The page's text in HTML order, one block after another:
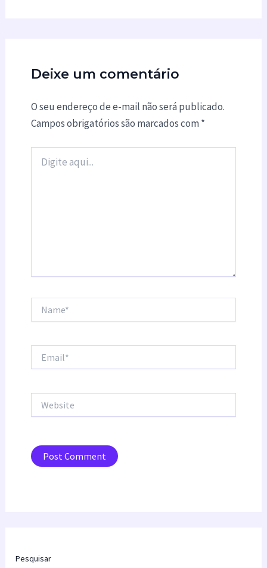
Deixe um comentário
O seu endereço de e-mail não será publicado.
Campos obrigatórios são marcados com*
aqui...
Pesquisar